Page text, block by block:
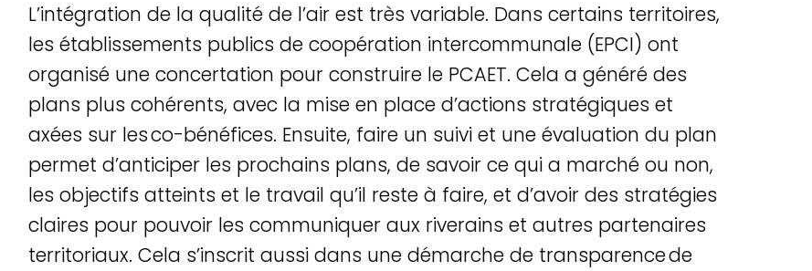
L’intégration de la qualitéde l’airest très variable. Dans certains territoires,
les établissements publics de coopération intercommunale(EPCI) ont
organisé uneconcertation pour construirele PCAET. Cela a générédes
plans plus cohérents, avec la mise en place d’actions stratégiques et
axées sur lesco-bénéfices. Ensuite, faire un suiviet une évaluation du plan
permet d’anticiperles prochains plans, de savoir cequi a marché ou non,
les objectifs atteints et le travail qu’il resteà faire, et d’avoirdes stratégies
claires pour pouvoirles communiqueraux riverains et autres partenaires
territoriaux. Cela s’inscrit aussidans unedémarche de transparence de